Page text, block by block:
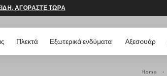
Πλεκτά Εξωτερικά ενδύματα Αξεσουάρ
ΑΓΟΡΑΣΤΕ ΤΩΡΑ
Home